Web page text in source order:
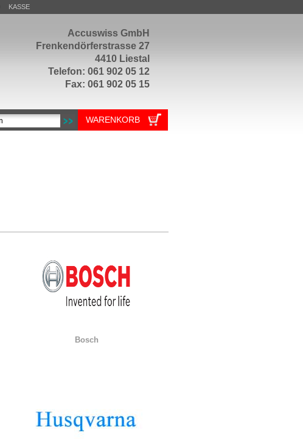
Accuswiss GmbH
Frenkendörferstrasse 27
4410 Liestal
Telefon: 061 902 05 12
Fax: 061 902 05 15
KASSE
WARENKORB
Bosch